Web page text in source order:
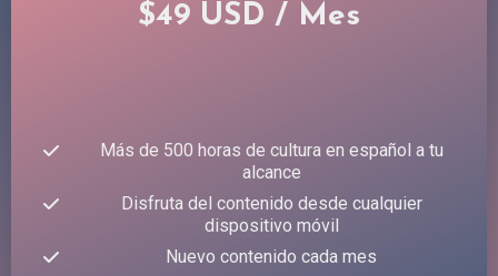
$49 USD / Mes
Más de 500 horas de cultura en español a tu
alcance
Disfruta del contenido desde cualquier
dispositivo móvil
Nuevo contenido cada mes